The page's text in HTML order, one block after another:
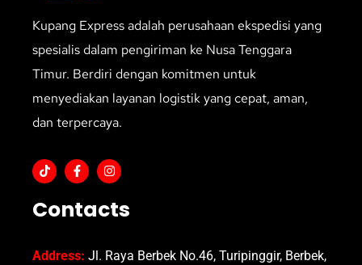
Kupang Express adalah perusahaan ekspedisi yang
spesialis dalam pengiriman ke Nusa Tenggara
Timur. Berdiri dengan komitmen untuk
menyediakan layanan logistik yang cepat, aman,
dan terpercaya.
Contacts
Address: Jl. Raya Berbek No.46, Turipinggir, Berbek,